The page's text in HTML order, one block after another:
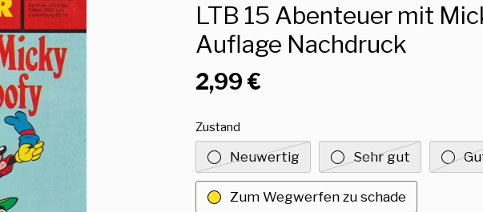
LTB 15 Abenteuer mit
Auflage Nachdruck
2,99 €
Zustand
Neuwertig Sehr gut
Zum Wegwerfen zu schade